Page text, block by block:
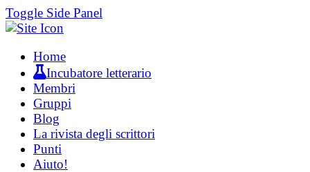
Toggle Side Panel
Home
Incubatore letterario
Membri
Gruppi
Blog
La rivista degli scrittori
Punti
Aiuto!